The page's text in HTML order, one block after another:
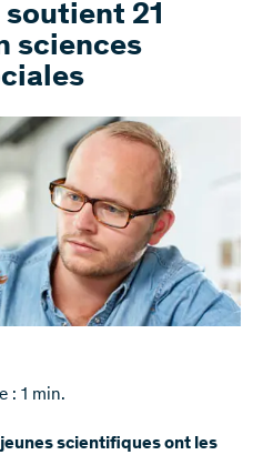
soutient 21
sciences
: 1 min.
jeunes scientifiques ont les